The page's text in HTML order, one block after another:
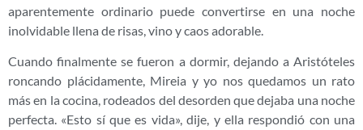
aparentemente ordinario puede convertirse en una noche
inolvidable llena de risas, vino y caos adorable.
Cuando finalmente se fueron a dormir, dejando a Aristóteles
roncando plácidamente, Mireia y yo nos quedamos un rato
más en la cocina, rodeados del desorden que dejaba una noche
perfecta. «Esto sí que es vida», dije, y ella respondió con una